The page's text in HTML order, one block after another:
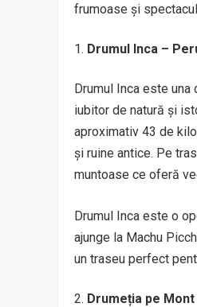
frumoase și
Drumul Inca –
Drumul Inca este
iubitor de natură și
aproximativ 43 de
și ruine antice. Pe
muntoase ce oferă
Drumul Inca este o
ajunge la Machu
un traseu perfect
Drumeția pe